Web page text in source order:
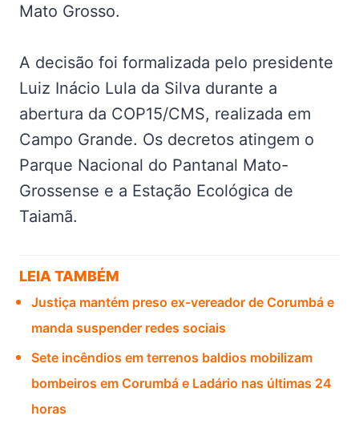
Mato Grosso.
A decisão foi formalizada pelo presidente
Luiz Inácio Lula da Silva durante a
abertura da COP15/CMS, realizada em
Campo Grande. Os decretos atingem o
Parque Nacional do Pantanal Mato-
Grossense e a Estação Ecológica de
Taiamã.
LEIA TAMBÉM
Justiça mantém preso ex-vereador de Corumbá e
manda suspender redes sociais
Sete incêndios em terrenos baldios mobilizam
bombeiros em Corumbá e Ladário nas últimas 24
horas